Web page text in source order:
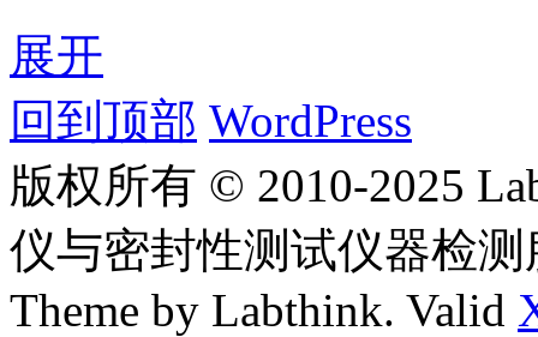
展开
回到顶部 WordPress
版权所有 © 2010-2025
仪与密封性测试仪器检
Theme by Labthink. Valid